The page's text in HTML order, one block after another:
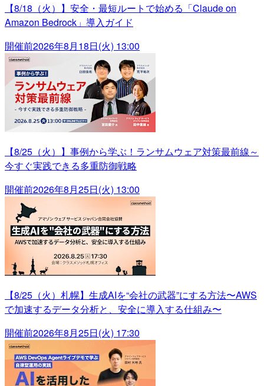
【8/18（火）】安全・最短ルートで始める「Claude on
Amazon Bedrock」導入ガイド
開催前2026年8月18日(火) 13:00
【8/25（火）】事例から学ぶ！ランサムウェア対策最前線～
今すぐ実践できる多重防御戦略
開催前2026年8月25日(火) 13:00
【8/25（火）札幌】生成AIを“会社の武器”にする方法〜AWS
で加速するデータ分析と、安全に導入する仕組み〜
開催前2026年8月25日(火) 17:30